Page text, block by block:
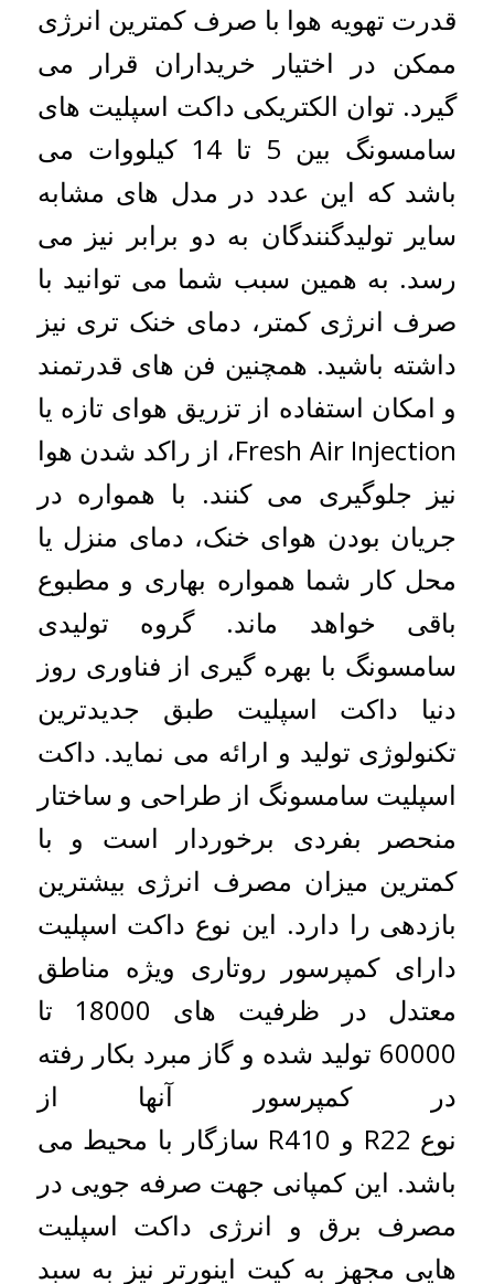
قدرت تهویه هوا با صرف کمترین انرژی
ممکن در اختیار خریداران قرار می
گیرد. توان الکتریکی داکت اسپلیت های
سامسونگ بین 5 تا 14 کیلووات می
باشد که این عدد در مدل های مشابه
سایر تولیدگنندگان به دو برابر نیز می
رسد. به همین سبب شما می توانید با
صرف انرژی کمتر، دمای خنک تری نیز
داشته باشید. همچنین فن های قدرتمند
و امکان استفاده از تزریق هوای تازه یا
Fresh Air Injection، از راکد شدن هوا
نیز جلوگیری می کنند. با همواره در
جریان بودن هوای خنک، دمای منزل یا
محل کار شما همواره بهاری و مطبوع
باقی خواهد ماند. گروه تولیدی
سامسونگ با بهره گیری از فناوری روز
دنیا داکت اسپلیت طبق جدیدترین
تکنولوژی تولید و ارائه می نماید. داکت
اسپلیت سامسونگ از طراحی و ساختار
منحصر بفردی برخوردار است و با
کمترین میزان مصرف انرژی بیشترین
بازدهی را دارد. این نوع داکت اسپلیت
دارای کمپرسور روتاری ویژه مناطق
معتدل در ظرفیت های 18000 تا
60000 تولید شده و گاز مبرد بکار رفته
در کمپرسور آنها از
نوع R22 و R410 سازگار با محیط می
باشد. این کمپانی جهت صرفه جویی در
مصرف برق و انرژی داکت اسپلیت
هایی مجهز به کیت اینورتر نیز به سبد